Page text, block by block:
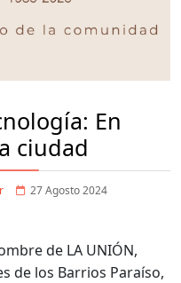
En
ciudad
27 Agosto 2024
de LA UNIÓN,
de los Barrios Paraíso,